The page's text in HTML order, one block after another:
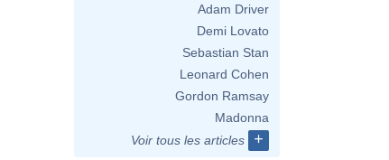
Adam Driver
Demi Lovato
Sebastian Stan
Leonard Cohen
Gordon Ramsay
Madonna
Voir tous les articles
+